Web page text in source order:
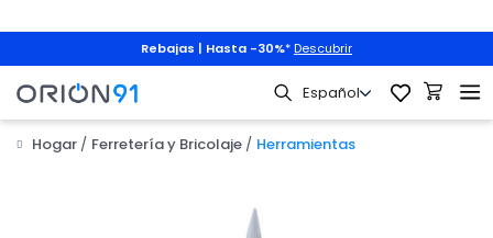
Rebajas | Hasta -30%* Descubrir
Hogar Ferretería y Bricolaje Herramientas